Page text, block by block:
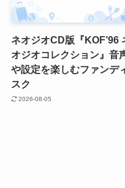
ネオジオCD版『KOF’96
オジオコレクション』音
や設定を楽しむファンデ
スク
2026-08-05